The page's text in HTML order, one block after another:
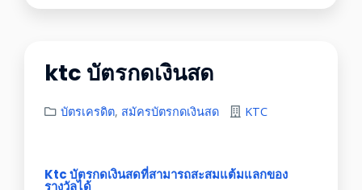
ktc บัตรกดเงินสด
บัตรเครดิต, สมัครบัตรกดเงินสด KTC
Ktc บัตรกดเงินสดที่สามารถสะสมแต้มแลกของ
รางวัลได้